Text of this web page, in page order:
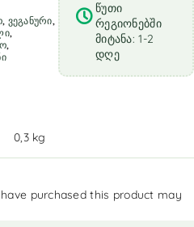
, ვეგანური,
,
,
წუთი
რეგიონებში
მიტანა: 1-2
დღე
0,3 kg
purchased this product may